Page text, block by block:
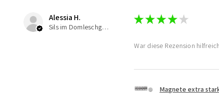
Alessia H.
Sils im Domleschg, Switzerland
★★★★ ★
War diese Rezension
Magnete extra